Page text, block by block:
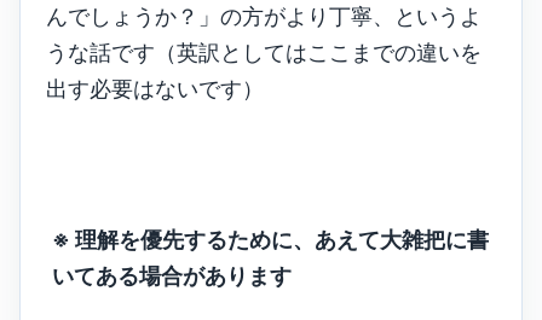
んでしょうか？」の方がより丁寧、というよ
うな話です（英訳としてはここまでの違いを
出す必要はないです）
※ 理解を優先するために、あえて大雑把に書
いてある場合があります